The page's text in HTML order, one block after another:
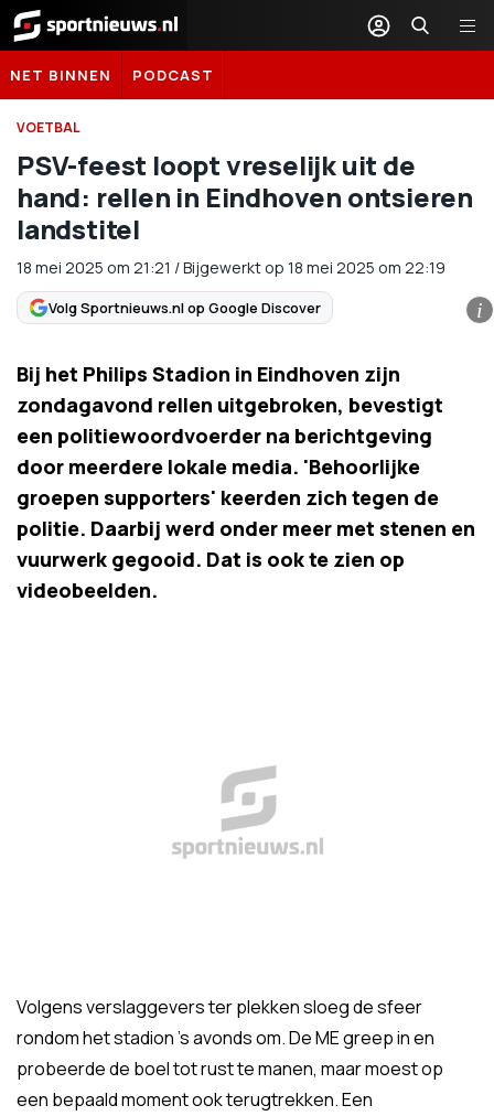
Sportnieuws.nl
NET BINNEN PODCAST
VOETBAL
PSV-feest loopt vreselijk uit de
hand: rellen in Eindhoven ontsieren
landstitel
18 mei 2025 om 21:21 /Bijgewerkt op 18 mei 2025 om 22:19
Volg Sportnieuws.nl op Google Discover i
Bij het Philips Stadion in Eindhoven zijn
zondagavond rellen uitgebroken, bevestigt
een politiewoordvoerder na berichtgeving
door meerdere lokale media. 'Behoorlijke
groepen supporters' keerden zich tegen de
politie. Daarbij werd onder meer met stenen en
vuurwerk gegooid. Dat is ook te zien op
videobeelden.
Volgens verslaggevers ter plekken sloeg de sfeer
rondom het stadion 's avonds om. De ME greep in en
probeerde de boel tot rust te manen, maar moest op
een bepaald moment ook terugtrekken. Een